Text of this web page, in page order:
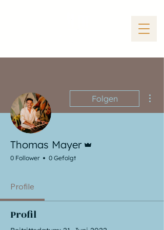
Folgen
Thomas Mayer
0 Follower 0 Gefolgt
Profile
Profil